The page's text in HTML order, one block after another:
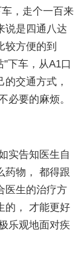
，走个一百来
说是四通八达
较方便的到
下车，从A1口
交通方式，
必要的麻烦。
实告知医生自
药物， 都得跟
医生的治疗方
的， 才能更好
乐观地面对疾